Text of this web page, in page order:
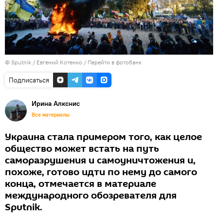
© Sputnik / Евгений Котенко / Перейти в фотобанк
Подписаться
Ирина Алкснис
Все материалы
Украина стала примером того, как целое
общество может встать на путь
саморазрушения и самоуничтожения и,
похоже, готово идти по нему до самого
конца, отмечается в материале
международного обозревателя для
Sputnik.